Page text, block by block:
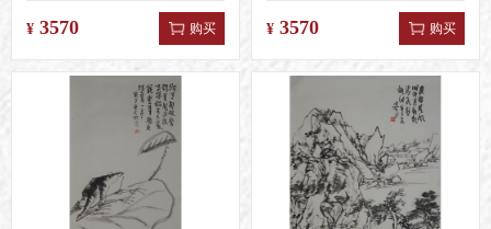
¥ 3570 购买 ¥ 3570 购买